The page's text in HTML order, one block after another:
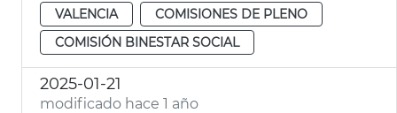
VALENCIA
COMISIONES DE PLENO
COMISIÓN BINESTAR SOCIAL
2025-01-21
modificado hace 1 año